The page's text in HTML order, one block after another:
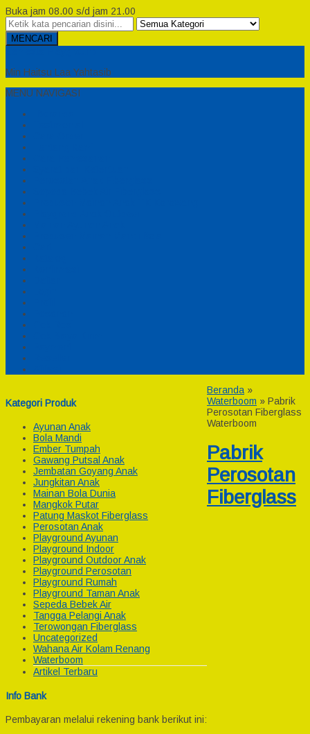
Buka jam 08.00 s/d jam 21.00
MENCARI
Min Haitsu Laa Yahtasib
MENU NAVIGASI
Kategori Produk
Ayunan Anak
Bola Mandi
Ember Tumpah
Gawang Putsal Anak
Jembatan Goyang Anak
Jungkitan Anak
Mainan Bola Dunia
Mangkok Putar
Patung Maskot Fiberglass
Perosotan Anak
Playground Ayunan
Playground Indoor
Playground Outdoor Anak
Playground Perosotan
Playground Rumah
Playground Taman Anak
Sepeda Bebek Air
Tangga Pelangi Anak
Terowongan Fiberglass
Uncategorized
Wahana Air Kolam Renang
Waterboom
Artikel Terbaru
Info Bank
Pembayaran melalui rekening bank berikut ini:
Beranda »
Waterboom » Pabrik
Perosotan Fiberglass
Waterboom
Pabrik
Perosotan
Fiberglass